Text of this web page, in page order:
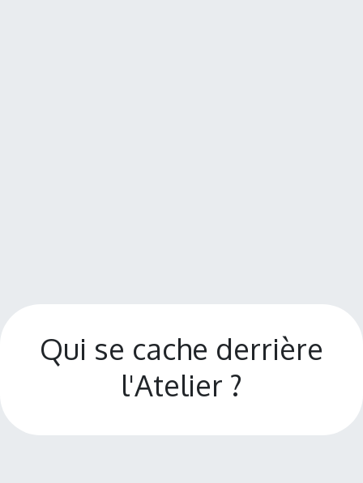
Qui se cache derrière
l'Atelier ?